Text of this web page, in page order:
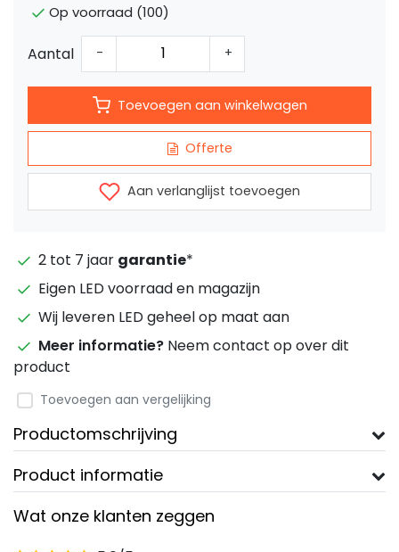
Op voorraad (100)
Aantal - +
Toevoegen aan winkelwagen
Offerte
Aan verlanglijst toevoegen
2 tot 7 jaar garantie*
Eigen LED voorraad en magazijn
Wij leveren LED geheel op maat aan
Meer informatie? Neem contact op over dit
product
Toevoegen aan vergelijking
Productomschrijving
Product informatie
Wat onze klanten zeggen